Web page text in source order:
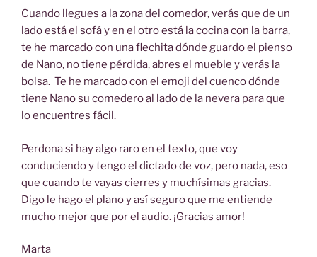
Cuando llegues a la zona del comedor, verás que de un
lado está el sofá y en el otro está la cocina con la barra,
te he marcado con una flechita dónde guardo el pienso
de Nano, no tiene pérdida, abres el mueble y verás la
bolsa. Te he marcado con el emoji del cuenco dónde
tiene Nano su comedero al lado de la nevera para que
lo encuentres fácil.
Perdona si hay algo raro en el texto, que voy
conduciendo y tengo el dictado de voz, pero nada, eso
que cuando te vayas cierres y muchísimas gracias.
Digo le hago el plano y así seguro que me entiende
mucho mejor que por el audio. ¡Gracias amor!
Marta